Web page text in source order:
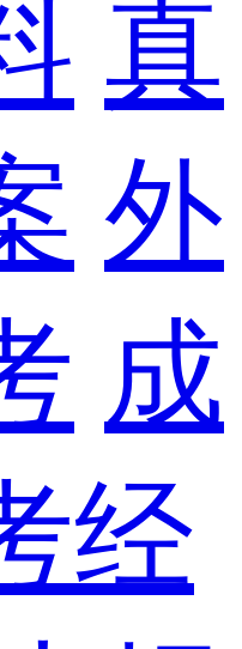
真
外
成
经